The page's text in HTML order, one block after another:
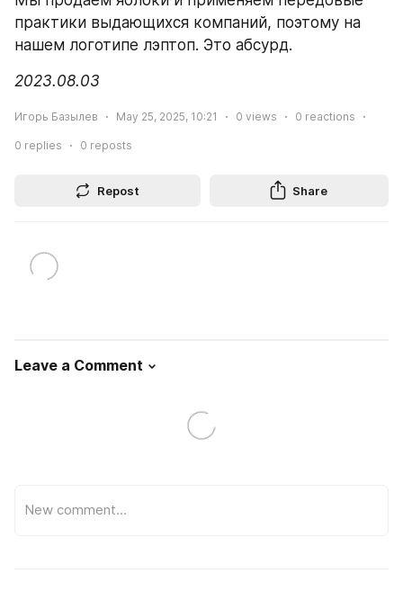
практики выдающихся компаний, поэтому на
нашем логотипе лэптоп. Это абсурд.
2023.08.03
Игорь Базылев May 25, 2025, 10:21 0 views 0 reactions
0 replies 0 reposts
Repost Share
Leave a Comment